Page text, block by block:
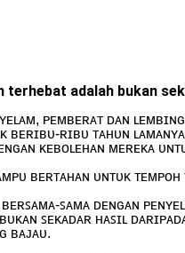
terhebat adalah bukan
ᴘᴇᴍʙᴇʀᴀᴛ ᴅᴀɴ
ʙᴇʀɪʙᴜ-ʀɪʙᴜ ᴛᴀʜᴜɴ
ᴋᴇʙᴏʟᴇʜᴀɴ ᴍᴇʀᴇᴋᴀ
ʙᴇʀᴛᴀʜᴀɴ ᴜɴᴛᴜᴋ ᴛᴇᴍᴘᴏʜ
ꜱᴀᴍᴀ ᴅᴇɴɢᴀɴ
ꜱᴇᴋᴀᴅᴀʀ ʜᴀꜱɪʟ
ʙᴀᴊᴀᴜ.